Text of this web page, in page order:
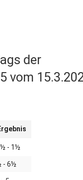
der
vom
- 1½
- 6½